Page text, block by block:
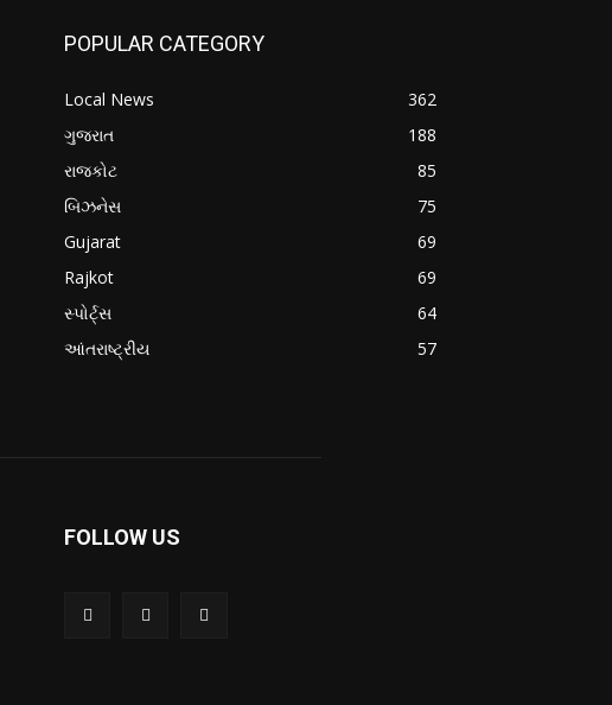
POPULAR CATEGORY
Local News
362
ગુજરાત
188
રાજકોટ
85
બિઝનેસ
75
Gujarat
69
Rajkot
69
સ્પોર્ટ્સ
64
આંતરાષ્ટ્રીય
57
FOLLOW US